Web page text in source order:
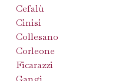
Cefalù
Cinisi
Collesano
Corleone
Ficarazzi